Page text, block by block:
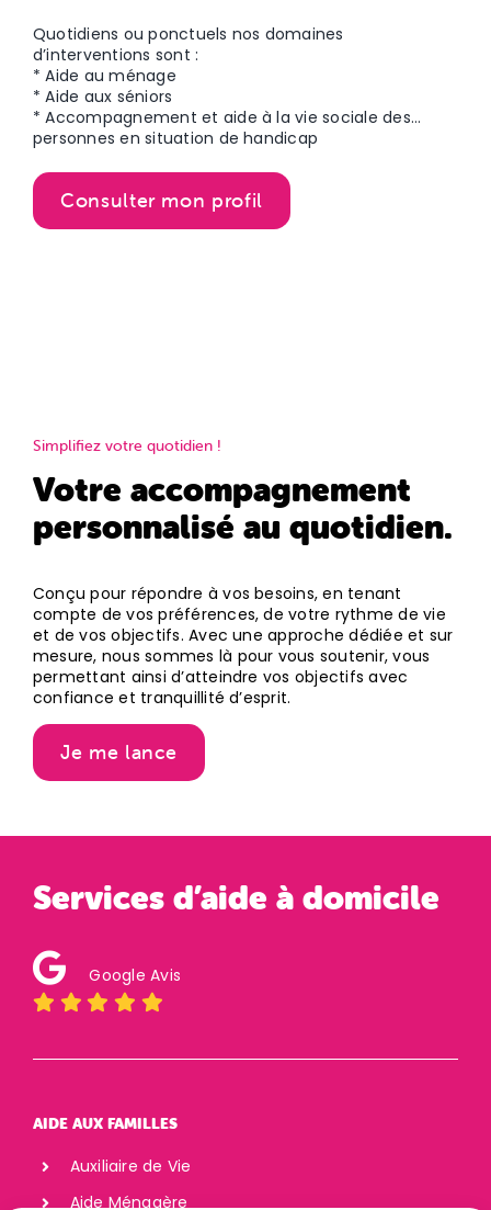
Quotidiens ou ponctuels nos domaines
d’interventions sont :
* Aide au ménage
* Aide aux séniors
* Accompagnement et aide à la vie sociale des
personnes en situation de handicap
* Garde d’enfants de plus et moins de trois ans.
Nos prestations s’adressent aussi bien aux personnes
fragiles et dépendants, qu’aux personnes engagées
Consulter mon profil
Simplifiez votre quotidien !
Votre accompagnement
personnalisé au quotidien.
Conçu pour répondre à vos besoins, en tenant
compte de vos préférences, de votre rythme de vie
et de vos objectifs. Avec une approche dédiée et sur
mesure, nous sommes là pour vous soutenir, vous
permettant ainsi d’atteindre vos objectifs avec
confiance et tranquillité d’esprit.
Je me lance
Services d’aide à domicile
Google Avis
AIDE AUX FAMILLES
Auxiliaire de Vie
Aide Ménagère